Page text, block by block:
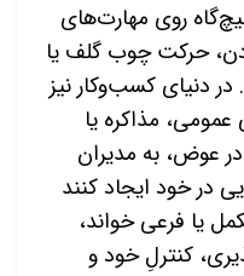
روی مهارت‌های
حرکت چوب گلف یا
در دنیای کسب‌وکار نیز
عمومی، مذاکره یا
عوض، به مدیران
در خود ایجاد کنند
یا فرعی خواند،
کنترلِ خود و